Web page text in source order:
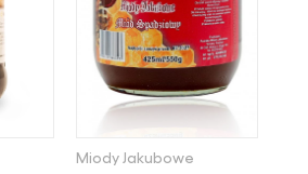
Miody Jakubowe